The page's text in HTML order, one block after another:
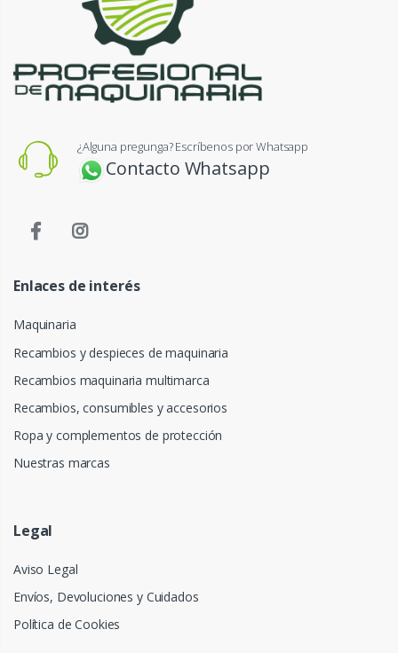
¿Alguna pregunga? Escríbenos por Whatsapp
Contacto Whatsapp
Enlaces de interés
Maquinaria
Recambios y despieces de maquinaria
Recambios maquinaria multimarca
Recambios, consumibles y accesorios
Ropa y complementos de protección
Nuestras marcas
Legal
Aviso Legal
Envíos, Devoluciones y Cuidados
Política de Cookies